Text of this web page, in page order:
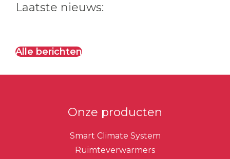
website
Laatste nieuws:
Alle berichten
Onze producten
Smart Climate System
Ruimteverwarmers